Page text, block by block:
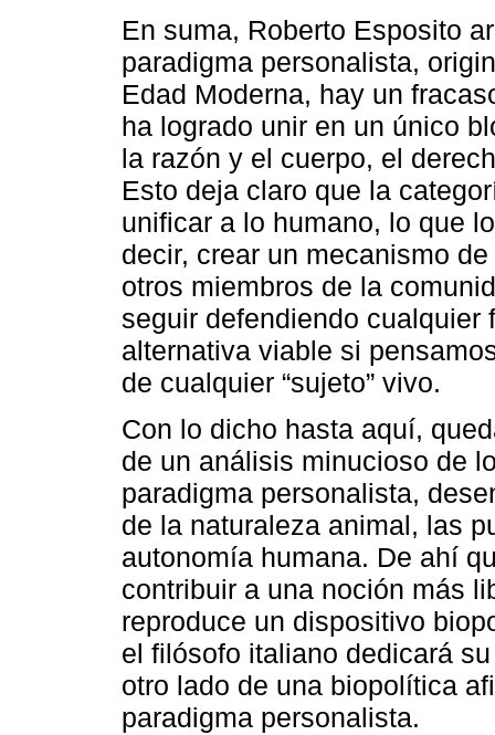
En suma, Roberto Esposito
paradigma personalista,
Edad Moderna, hay un
ha logrado unir en un único
la razón y el cuerpo, el
Esto deja claro que la
unificar a lo humano, lo que
decir, crear un mecanismo
otros miembros de la
seguir defendiendo
alternativa viable si
de cualquier “sujeto” vivo.
Con lo dicho hasta aquí,
de un análisis minucioso de
paradigma personalista,
de la naturaleza animal, las
autonomía humana. De ahí
contribuir a una noción más
reproduce un dispositivo
el filósofo italiano dedicará
otro lado de una biopolítica
paradigma personalista.